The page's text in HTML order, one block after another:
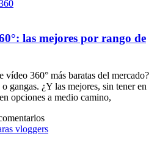
las mejores por rango de
vídeo 360° más baratas del mercado?
gangas. ¿Y las mejores, sin tener en
opciones a medio camino,